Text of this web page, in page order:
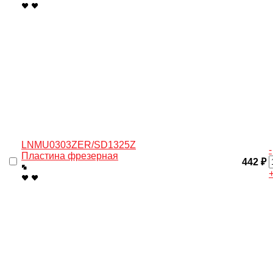
LNMU0303ZER/SD1325Z
Пластина фрезерная
442 ₽
-